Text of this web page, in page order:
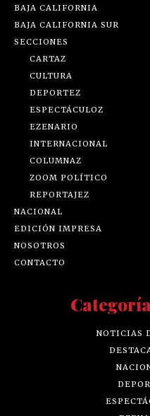
BAJA CALIFORNIA
BAJA CALIFORNIA SUR
SECCIONES
CARTAZ
CULTURA
DEPORTEZ
ESPECTÁCULOZ
EZENARIO
INTERNACIONAL
COLUMNAZ
ZOOM POLÍTICO
REPORTAJEZ
NACIONAL
EDICIÓN IMPRESA
NOSOTROS
CONTACTO
NOTICIAS